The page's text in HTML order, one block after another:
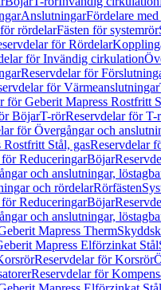
AnslutningarFördelare
rördelarFästen för systemrör
för Rördelar
för Invändig cirkulation
Reservdelar för
för Värmeanslutningar
för Geberit Mapress Rostfritt
BöjarT-rörReservdelar för T-
för Övergångar och
Rostfritt Stål, gasReservdelar
ReduceringarBöjar
och anslutningar,
och rördelarRörfästen
ReduceringarBöjar
och anslutningar,
Mapress Therm
Mapress Elförzinkat Stål
Reservdelar för Korsrör
Reservdelar för